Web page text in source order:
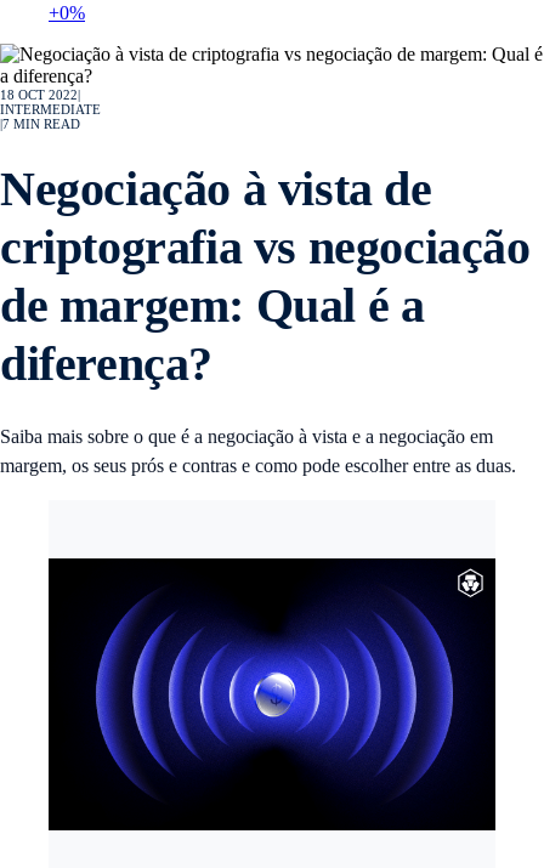
+0%
18 OCT 2022
INTERMEDIATE
7 MIN READ
Negociação à vista de
criptografia vs negociação
de margem: Qual é a
diferença?
Saiba mais sobre o que é a negociação à vista e a negociação em
margem, os seus prós e contras e como pode escolher entre as duas.